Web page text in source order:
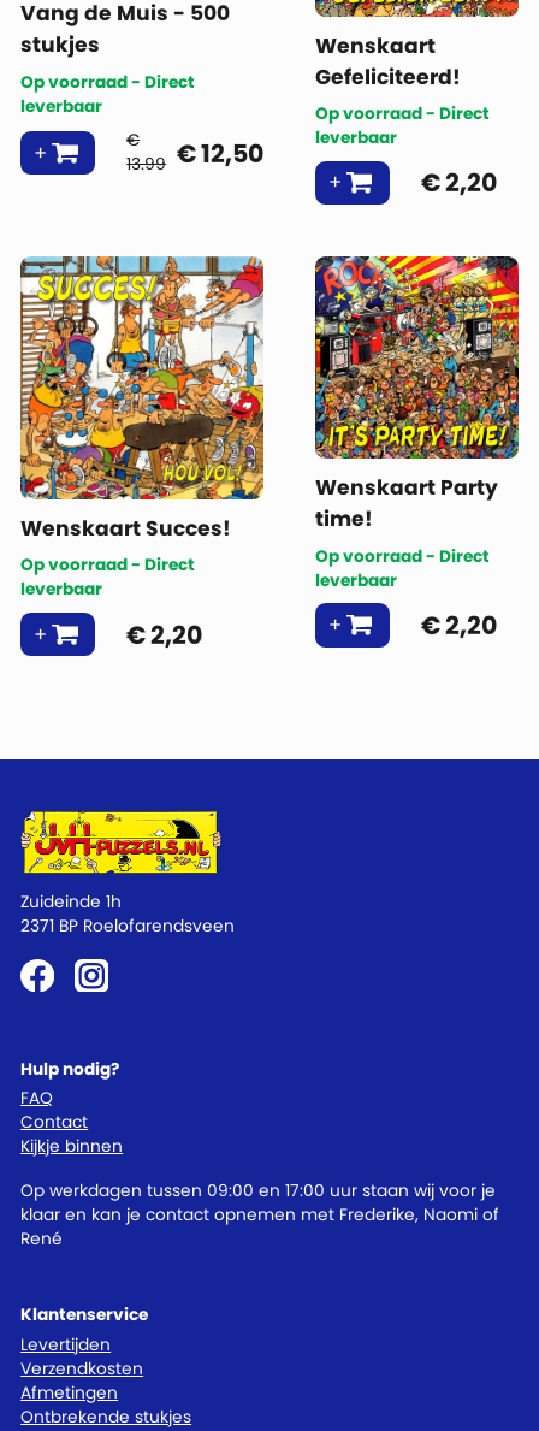
Vang de Muis - 500
stukjes
Op voorraad - Direct
leverbaar
€
13.99 €12,50
Wenskaart
Gefeliciteerd!
Op voorraad - Direct
leverbaar
€2,20
Wenskaart Succes!
Op voorraad - Direct
leverbaar
€2,20
Wenskaart Party
time!
Op voorraad - Direct
leverbaar
€2,20
Klantenservice
Levertijden
Verzendkosten
Afmetingen
Ontbrekende stukjes
Hulp nodig?
FAQ
Contact
Kijkje binnen
Op werkdagen tussen 09:00 en 17:00 uur staan wij voor je
klaar en kan je contact opnemen met Frederike, Naomi of
René
Zuideinde 1h
2371 BP Roelofarendsveen